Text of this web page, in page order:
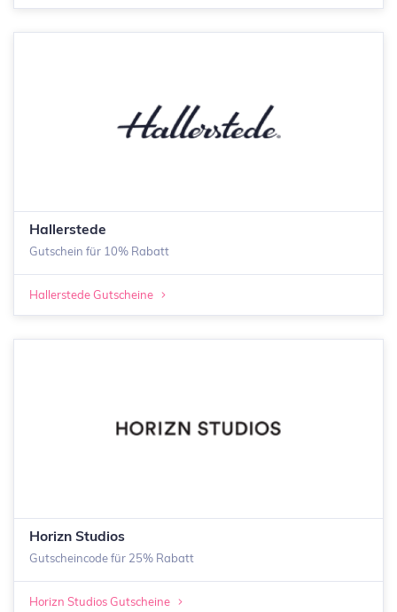
Hallerstede
Gutschein für 10% Rabatt
Hallerstede Gutscheine
Horizn Studios
Gutscheincode für 25% Rabatt
Horizn Studios Gutscheine